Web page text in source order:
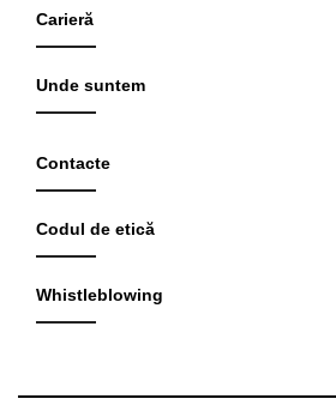
Carieră
Unde suntem
Contacte
Codul de etică
Whistleblowing